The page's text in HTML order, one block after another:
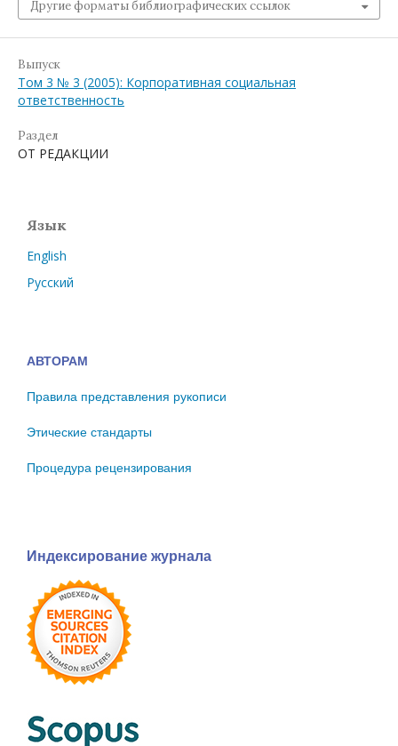
Другие форматы библиографических ссылок
Выпуск
Том 3 № 3 (2005): Корпоративная социальная
ответственность
Раздел
ОТ РЕДАКЦИИ
Язык
English
Русский
АВТОРАМ
Правила представления рукописи
Этические стандарты
Процедура рецензирования
Индексирование журнала